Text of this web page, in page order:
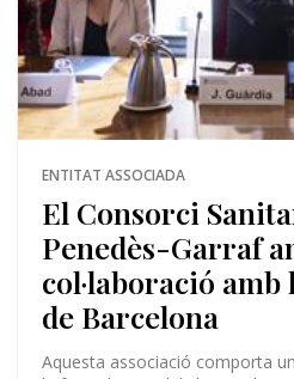
ENTITAT ASSOCIADA
El Consorci
Penedès-Garraf
col·laboració
de Barcelona
Aquesta associació comporta